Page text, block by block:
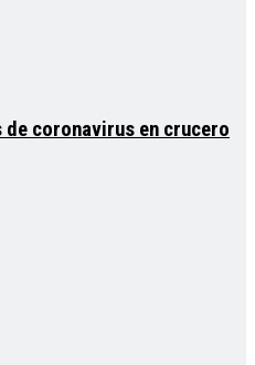
de coronavirus en crucero